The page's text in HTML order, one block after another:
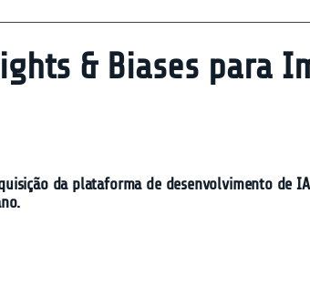
& Biases para
da plataforma de desenvolvimento de